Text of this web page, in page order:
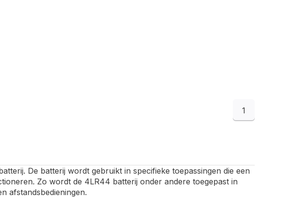
1
De batterij wordt gebruikt in specifieke toepassingen die een
Zo wordt de 4LR44 batterij onder andere toegepast in
afstandsbedieningen.